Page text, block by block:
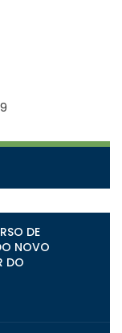
DE
NOVO
DO